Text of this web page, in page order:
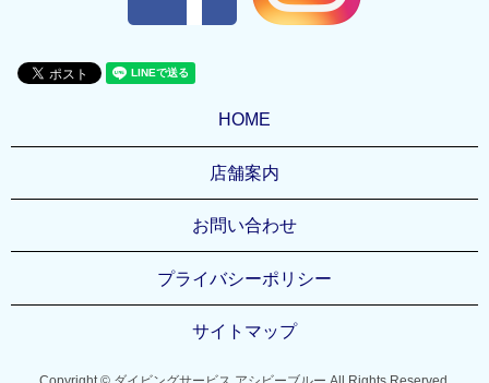
HOME
店舗案内
お問い合わせ
プライバシーポリシー
サイトマップ